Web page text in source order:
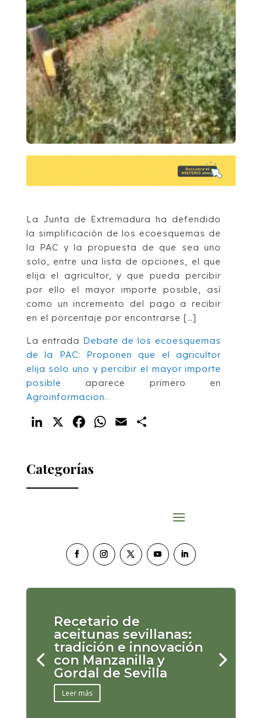
La Junta de Extremadura ha defendido
la simplificación de los ecoesquemas de
la PAC y la propuesta de que sea uno
solo, entre una lista de opciones, el que
elija el agricultor, y que pueda percibir
por ello el mayor importe posible, así
como un incremento del pago a recibir
en el porcentaje por encontrarse […]
La entrada Debate de los ecoesquemas
de la PAC: Proponen que el agricultor
elija solo uno y percibir el mayor importe
posible aparece primero en
Agroinformacion.
LinkedIn FacebookWhatsApp
Email
Categorías
Recetario de
aceitunas sevillanas:
tradición e innovación
con Manzanilla y
Gordal de Sevilla
Leer más